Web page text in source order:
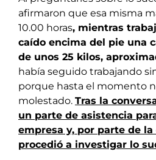
afirmaron que esa misma
10.00 horas, mientras
caído encima del pie una
de unos 25 kilos,
había seguido trabajando
porque hasta el momento
molestado. Tras la
un parte de asistencia
empresa y, por parte de
procedió a investigar lo